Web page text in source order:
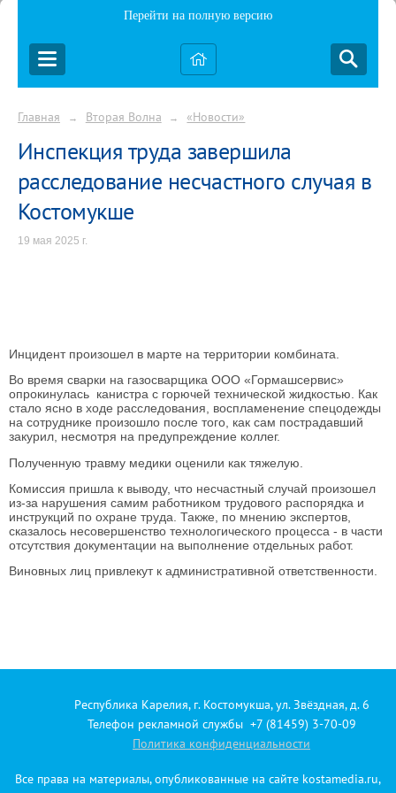
Перейти на полную версию
Главная → Вторая Волна → «Новости»
Инспекция труда завершила
расследование несчастного случая в
Костомукше
19 мая 2025 г.
Инцидент произошел в марте на территории комбината.
Во время сварки на газосварщика ООО «Гормашсервис»
опрокинулась канистра с горючей технической жидкостью. Как
стало ясно в ходе расследования, воспламенение спецодежды
на сотруднике произошло после того, как сам пострадавший
закурил, несмотря на предупреждение коллег.
Полученную травму медики оценили как тяжелую.
Комиссия пришла к выводу, что несчастный случай произошел
из-за нарушения самим работником трудового распорядка и
инструкций по охране труда. Также, по мнению экспертов,
сказалось несовершенство технологического процесса - в части
отсутствия документации на выполнение отдельных работ.
Виновных лиц привлекут к административной ответственности.
Республика Карелия, г. Костомукша, ул. Звёздная, д. 6
Телефон рекламной службы +7 (81459) 3-70-09
Политика конфиденциальности
Все права на материалы, опубликованные на сайте kostamedia.ru,